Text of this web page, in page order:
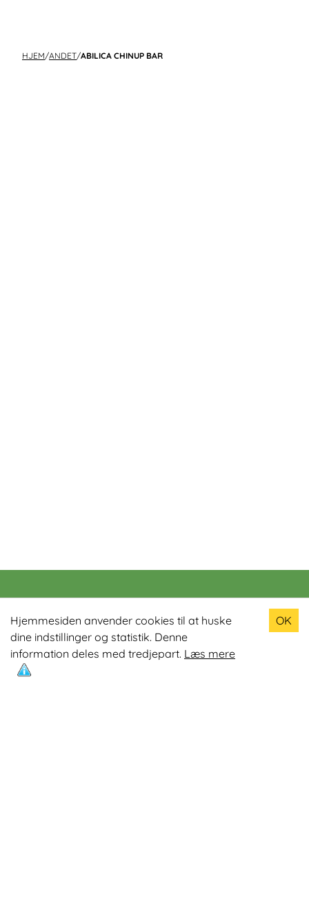
Hjemmesiden anvender cookies til at huske
dine indstillinger og statistik. Denne
information deles med tredjepart. Læs mere
OK
HJEM/ANDET/ABILICA CHINUP BAR
Populære produkter
Odin R900 Romaskine
Odin S900 Spinningcykel